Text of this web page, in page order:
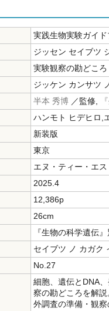
実践生物実験ガイド
ジッセン セイブツ
実験観察の勘どころ
ジッケン カンサツ
半本 秀博 ／監修,
ハンモト ヒデヒロ,
新装版
東京
エヌ・ティー・エス
2025.4
12,386p
26cm
『生物の科学遺伝
セイブツ ノ カガク
No.27
細胞、遺伝とDNA
察の勘どころを解
外調査の準備・観察